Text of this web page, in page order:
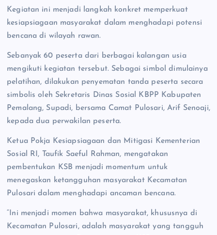
Kegiatan ini menjadi langkah konkret memperkuat
kesiapsiagaan masyarakat dalam menghadapi potensi
bencana di wilayah rawan.
Sebanyak 60 peserta dari berbagai kalangan usia
mengikuti kegiatan tersebut. Sebagai simbol dimulainya
pelatihan, dilakukan penyematan tanda peserta secara
simbolis oleh Sekretaris Dinas Sosial KBPP Kabupaten
Pemalang, Supadi, bersama Camat Pulosari, Arif Senoaji,
kepada dua perwakilan peserta.
Ketua Pokja Kesiapsiagaan dan Mitigasi Kementerian
Sosial RI, Taufik Saeful Rahman, mengatakan
pembentukan KSB menjadi momentum untuk
menegaskan ketangguhan masyarakat Kecamatan
Pulosari dalam menghadapi ancaman bencana.
“Ini menjadi momen bahwa masyarakat, khususnya di
Kecamatan Pulosari, adalah masyarakat yang tangguh